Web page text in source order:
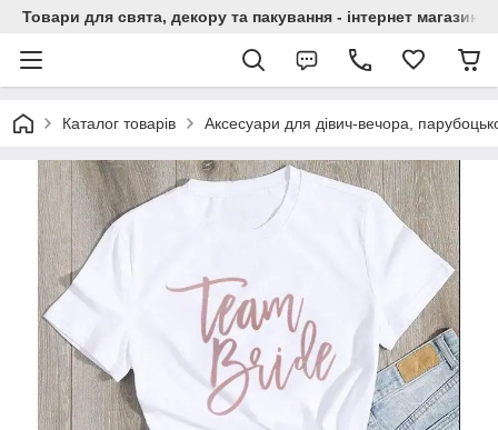
Товари для свята, декору та пакування - інтернет магазин
Каталог товарів Аксесуари для дівич-вечора,